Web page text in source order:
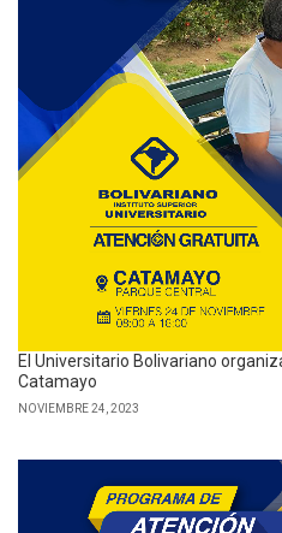
El Universitario Bolivariano
Catamayo
NOVIEMBRE 24, 2023